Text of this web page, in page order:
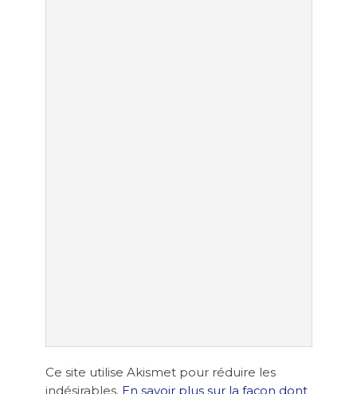
Ce site utilise Akismet pour réduire les
indésirables. En savoir plus sur la façon dont